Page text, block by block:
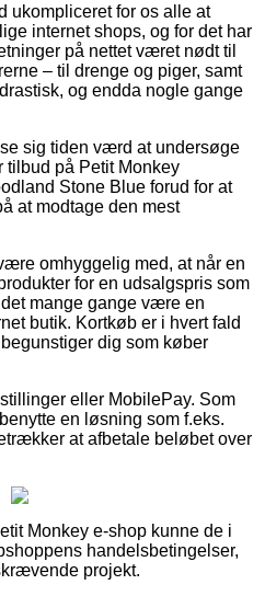
ukompliceret for os alle at
internet shops, og for det har
på nettet været nødt til
– til drenge og piger, samt
og endda nogle gange
sig tiden værd at undersøge
tilbud på Petit Monkey
Stone Blue forud for at
at modtage den mest
omhyggelig med, at når en
for en udsalgspris som
mange gange være en
butik. Kortkøb er i hvert fald
dig som køber
eller MobilePay. Som
en løsning som f.eks.
at afbetale beløbet over
Monkey e-shop kunne de i
handelsbetingelser,
projekt.